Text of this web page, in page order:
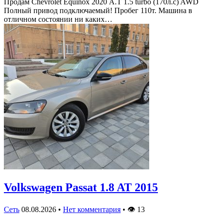
Продам Chevrolet Equinox 2020 А.Т 1.5 turbo (170л.с) AWD
Полный привод подключаемый! Пробег 110т. Машина в
отличном состоянии ни каких…
Volkswagen Passat 1.8 AT 2015
Сеть 08.08.2026 • Нет комментария • 👁 13